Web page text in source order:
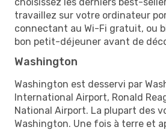
travaillez sur votre ordinateur
connectant au Wi-Fi gratuit, ou
bon petit-déjeuner avant de
Washington
Washington est desservi par
International Airport, Ronald
National Airport. La plupart des
Washington. Une fois à terre et